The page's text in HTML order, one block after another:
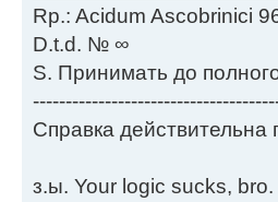
Rp.: Acidum Ascobrinici
D.t.d. № ∞
S. Принимать до
Справка действительна
з.ы. Your logic sucks, bro.